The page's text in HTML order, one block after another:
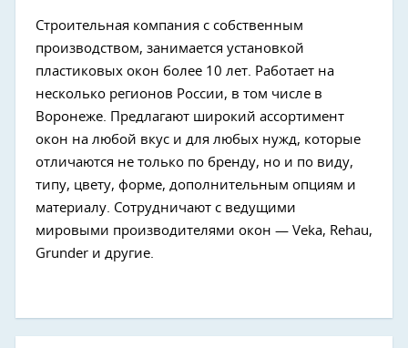
Строительная компания с собственным
производством, занимается установкой
пластиковых окон более 10 лет. Работает на
несколько регионов России, в том числе в
Воронеже. Предлагают широкий ассортимент
окон на любой вкус и для любых нужд, которые
отличаются не только по бренду, но и по виду,
типу, цвету, форме, дополнительным опциям и
материалу. Сотрудничают с ведущими
мировыми производителями окон — Veka, Rehau,
Grunder и другие.